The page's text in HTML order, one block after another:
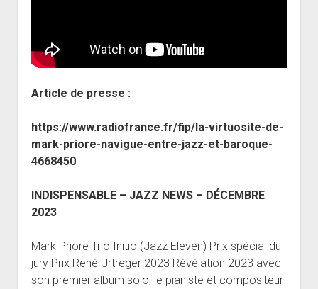
Article de presse :
https://www.radiofrance.fr/fip/la-virtuosite-de-
mark-priore-navigue-entre-jazz-et-baroque-
4668450
INDISPENSABLE – JAZZ NEWS – DÉCEMBRE
2023
Mark Priore Trio Initio (Jazz Eleven) Prix spécial du
jury Prix René Urtreger 2023 Révélation 2023 avec
son premier album solo, le pianiste et compositeur